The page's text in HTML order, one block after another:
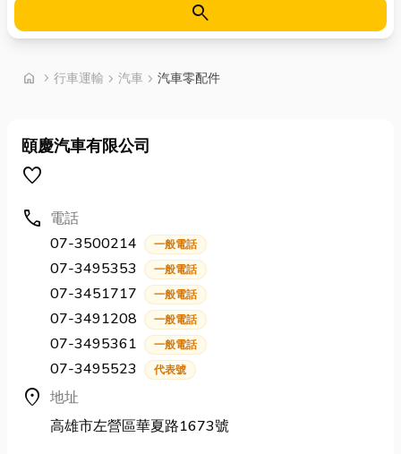
search
home chevron_right 首頁
行車運輸 chevron_right 汽車 chevron_right 汽車零配件
頤慶汽車有限公司
favorite
call 電話
07-3500214
一般電話
07-3495353 一般電話
07-3451717 一般電話
07-3491208 一般電話
07-3495361 一般電話
07-3495523 代表號
location_on 地址
高雄市左營區華夏路1673號